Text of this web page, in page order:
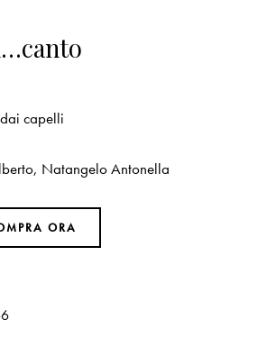
capelli
, Natangelo Antonella
ORA